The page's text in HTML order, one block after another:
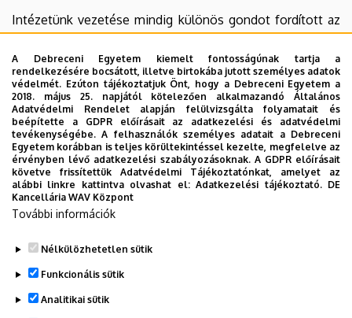
Intézetünk vezetése mindig különös gondot fordított az
oldott, családias légkör, a jó személyes (baráti és
kollegiális) kapcsolatok megteremtésére. Ezt szolgálta a
80-as években az Intézeti Napok rendszere, majd a 90-es
évektől az éves-féléves rendszerességű, a családtagokkal
együtt tartott vacsorák és beszélgetések jó hangulata.
Intézetünk szoros és jó kapcsolatban áll a 2003-ban
önállósodott Informatikai Intézettel, mely 2004-ben
önálló karrá vált. Ezt a számos közös szakmai és egyéb
jellegű rendezvény is igazolja. A több ponton találkozó
kutatási és oktatási feladatok indokolttá teszik a
kapcsolatok ápolását, melyre a jövőben is törekszünk.
Legutóbbi frissítés: 2023. 06. 08. 11:10
A Debreceni Egyetem kiemelt fontosságúnak tartja a
rendelkezésére bocsátott, illetve birtokába jutott személyes adatok
védelmét. Ezúton tájékoztatjuk Önt, hogy a Debreceni Egyetem a
2018. május 25. napjától kötelezően alkalmazandó Általános
Adatvédelmi Rendelet alapján felülvizsgálta folyamatait és
beépítette a GDPR előírásait az adatkezelési és adatvédelmi
tevékenységébe. A felhasználók személyes adatait a Debreceni
Egyetem korábban is teljes körültekintéssel kezelte, megfelelve az
érvényben lévő adatkezelési szabályozásoknak. A GDPR előírásait
követve frissítettük Adatvédelmi Tájékoztatónkat, amelyet az
alábbi linkre kattintva olvashat el:Adatkezelési tájékoztató. DE
Kancellária WAV Központ
További információk
Nélkülözhetetlen sütik
Funkcionális sütik
Analitikai sütik